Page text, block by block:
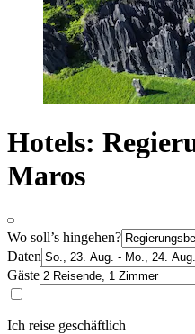
Hotels:
Maros
Wo soll’s hingehen?
Daten
Gäste
Ich reise geschäftlich